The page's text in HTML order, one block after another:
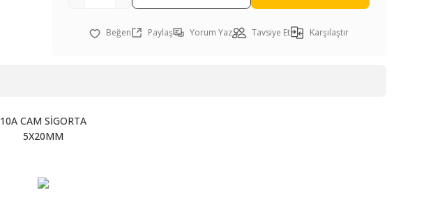
Paylaş Yorum Yaz Tavsiye Et Karşılaştır
10A CAM SİGORTA
5X20MM